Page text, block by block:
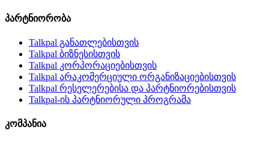
პარტნიორობა
Talkpal განათლებისთვის
Talkpal ბიზნესისთვის
Talkpal კორპორაციებისთვის
Talkpal არაკომერციული ორგანიზაციებისთვის
Talkpal რესელერებისა და პარტნიორებისთვის
Talkpal-ის პარტნიორული პროგრამა
კომპანია